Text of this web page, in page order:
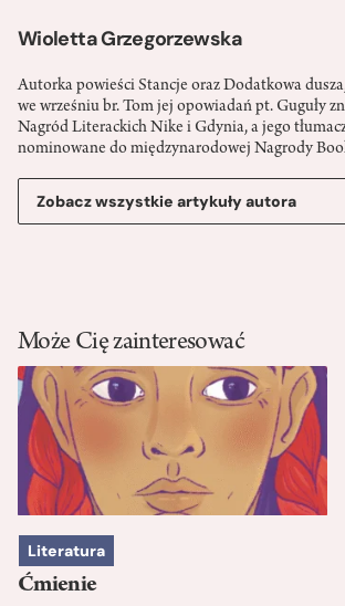
Wioletta Grzegorzewska
Autorka powieści Stancje oraz Dodatkowa
we wrześniu br. Tom jej opowiadań pt. Guguły
Nagród Literackich Nike i Gdynia, a jego
nominowane do międzynarodowej Nagrody
Zobacz wszystkie artykuły autora
Może Cię zainteresować
Literatura
Ćmienie